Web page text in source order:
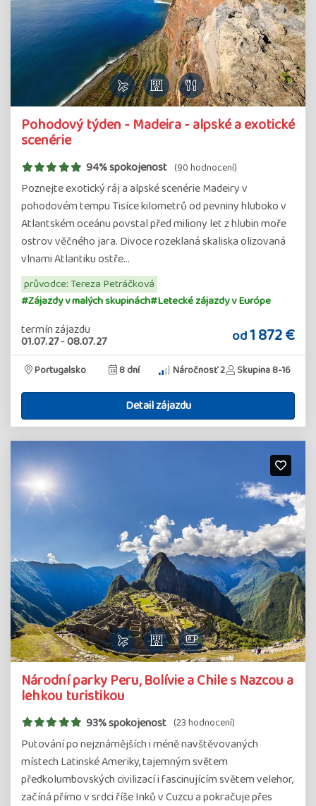
Pohodový týden - Madeira - alpské a exotické
scenérie
94% spokojenost (90 hodnocení)
Poznejte exotický ráj a alpské scenérie Madeiry v
pohodovém tempu Tisíce kilometrů od pevniny hluboko v
Atlantském oceánu povstal před miliony let z hlubin moře
ostrov věčného jara. Divoce rozeklaná skaliska olizovaná
vlnami Atlantiku ostře…
průvodce: Tereza Petráčková
#Zájazdy v malých skupinách#Letecké zájazdy v Európe
termín zájazdu
01.07.27-08.07.27 od1 872 €
Portugalsko 8 dní Náročnosť 2 Skupina 8-16
Detail zájazdu
Národní parky Peru, Bolívie a Chile s Nazcou a
lehkou turistikou
93% spokojenost (23 hodnocení)
Putování po nejznámějších i méně navštěvovaných
místech Latinské Ameriky, tajemným světem
předkolumbovských civilizací i fascinujícím světem velehor,
začíná přímo v srdci říše Inků v Cuzcu a pokračuje přes